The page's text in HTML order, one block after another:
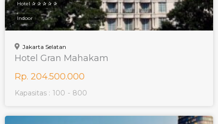
Hotel ✰ ✰ ✰ ✰ ✰
Indoor
Jakarta Selatan
Hotel Gran Mahakam
Rp. 204.500.000
Kapasitas : 100 - 800